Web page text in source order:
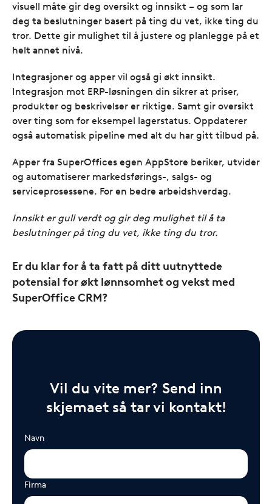
visuell måte gir deg oversikt og innsikt – og som lar
deg ta beslutninger basert på ting du vet, ikke ting du
tror. Dette gir mulighet til å justere og planlegge på et
helt annet nivå.
Integrasjoner og apper vil også gi økt innsikt.
Integrasjon mot ERP-løsningen din sikrer at priser,
produkter og beskrivelser er riktige. Samt gir oversikt
over ting som for eksempel lagerstatus. Oppdaterer
også automatisk pipeline med alt du har gitt tilbud på.
Apper fra SuperOffices egen AppStore beriker, utvider
og automatiserer markedsførings-, salgs- og
serviceprosessene. For en bedre arbeidshverdag.
Innsikt er gull verdt og gir deg mulighet til å ta
beslutninger på ting du vet, ikke ting du tror.
Er du klar for å ta fatt på ditt uutnyttede
potensial for økt lønnsomhet og vekst med
SuperOffice CRM?
Vil du vite mer? Send inn
skjemaet så tar vi kontakt!
Navn
Firma